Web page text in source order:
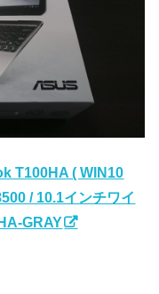
T100HA ( WIN10
/ 10.1インチワイ
GRAY